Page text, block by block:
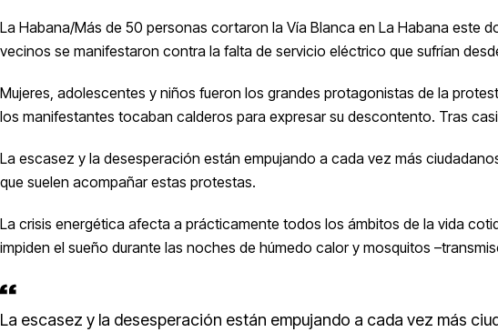
La Habana/Más de 50 personas cortaron la Vía Blanca en La Habana este
vecinos se manifestaron contra la falta de servicio eléctrico que sufrían
Mujeres, adolescentes y niños fueron los grandes protagonistas de la
los manifestantes tocaban calderos para expresar su descontento. Tras
La escasez y la desesperación están empujando a cada vez más
que suelen acompañar estas protestas.
La crisis energética afecta a prácticamente todos los ámbitos de la vida
impiden el sueño durante las noches de húmedo calor y mosquitos
La escasez y la desesperación están empujando a cada vez más